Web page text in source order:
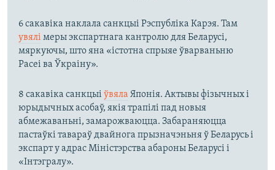
6 сакавіка наклала санкцыі Рэспубліка Карэя. Там
увялі меры экспартнага кантролю для Беларусі,
мяркуючы, што яна «істотна спрыяе ўварваньню
Расеі ва Ўкраіну».
8 сакавіка санкцыі ўвяла Японія. Актывы фізычных і
юрыдычных асобаў, якія трапілі пад новыя
абмежаваньні, замарожваюцца. Забараняюцца
пастаўкі тавараў двайнога прызначэньня ў Беларусь і
экспарт у адрас Міністэрства абароны Беларусі і
«Інтэгралу».